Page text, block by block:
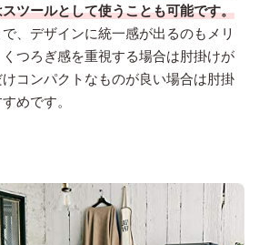
ツールとして使うことも可能です。
、デザインに統一感が出るのもメリ
つろぎ感を重視する場合は肘掛けが
コンパクトなものが良い場合は肘掛
めです。